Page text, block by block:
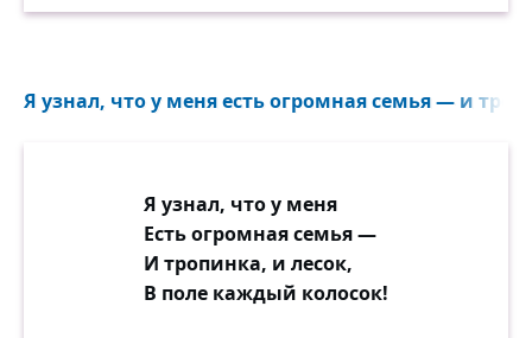
Я узнал, что у меня есть огромная семья — и
Я узнал, что у меня
Есть огромная семья —
И тропинка, и лесок,
В поле каждый колосок!